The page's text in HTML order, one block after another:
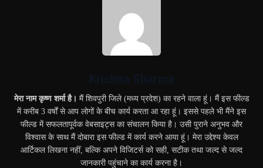
मेरा नाम कृष्ण शर्मा है। मैं शिवपुरी जिले (मध्य प्रदेश) का रहने वाला हूं। मैं इस फील्ड
में करीब 3 वर्षों से आप लोगों के बीच कार्य करता आ रहा हूं। इससे पहले भी मैंने इस
फील्ड में सफलतापूर्वक वेबसाइट्स का संचालन किया है। उसी पुराने अनुभव और
विश्वास के साथ मैं दोबारा इस फील्ड में कार्य करने आया हूं। मेरा उद्देश्य केवल
आर्टिकल लिखना नहीं, बल्कि अपने विजिटर्स को सही, सटीक तथा जल्द से जल्द
जानकारी पहुंचाने का कार्य करना है।